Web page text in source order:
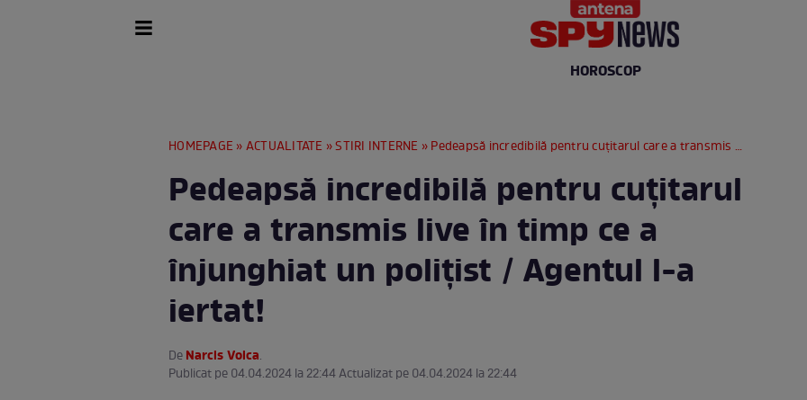
HOROSCOP
HOMEPAGE »ACTUALITATE »STIRI INTERNE » Pedeapsă incredibilă pentru cuțitarul care a transmis live în timp ce a înjunghiat un polițist / Agentul l-a iertat!
Pedeapsă incredibilă pentru cuțitarul
care a transmis live în timp ce a
înjunghiat un polițist / Agentul l-a
iertat!
DeNarcis Voica.
Publicat pe 04.04.2024 la 22:44 Actualizat pe 04.04.2024 la 22:44